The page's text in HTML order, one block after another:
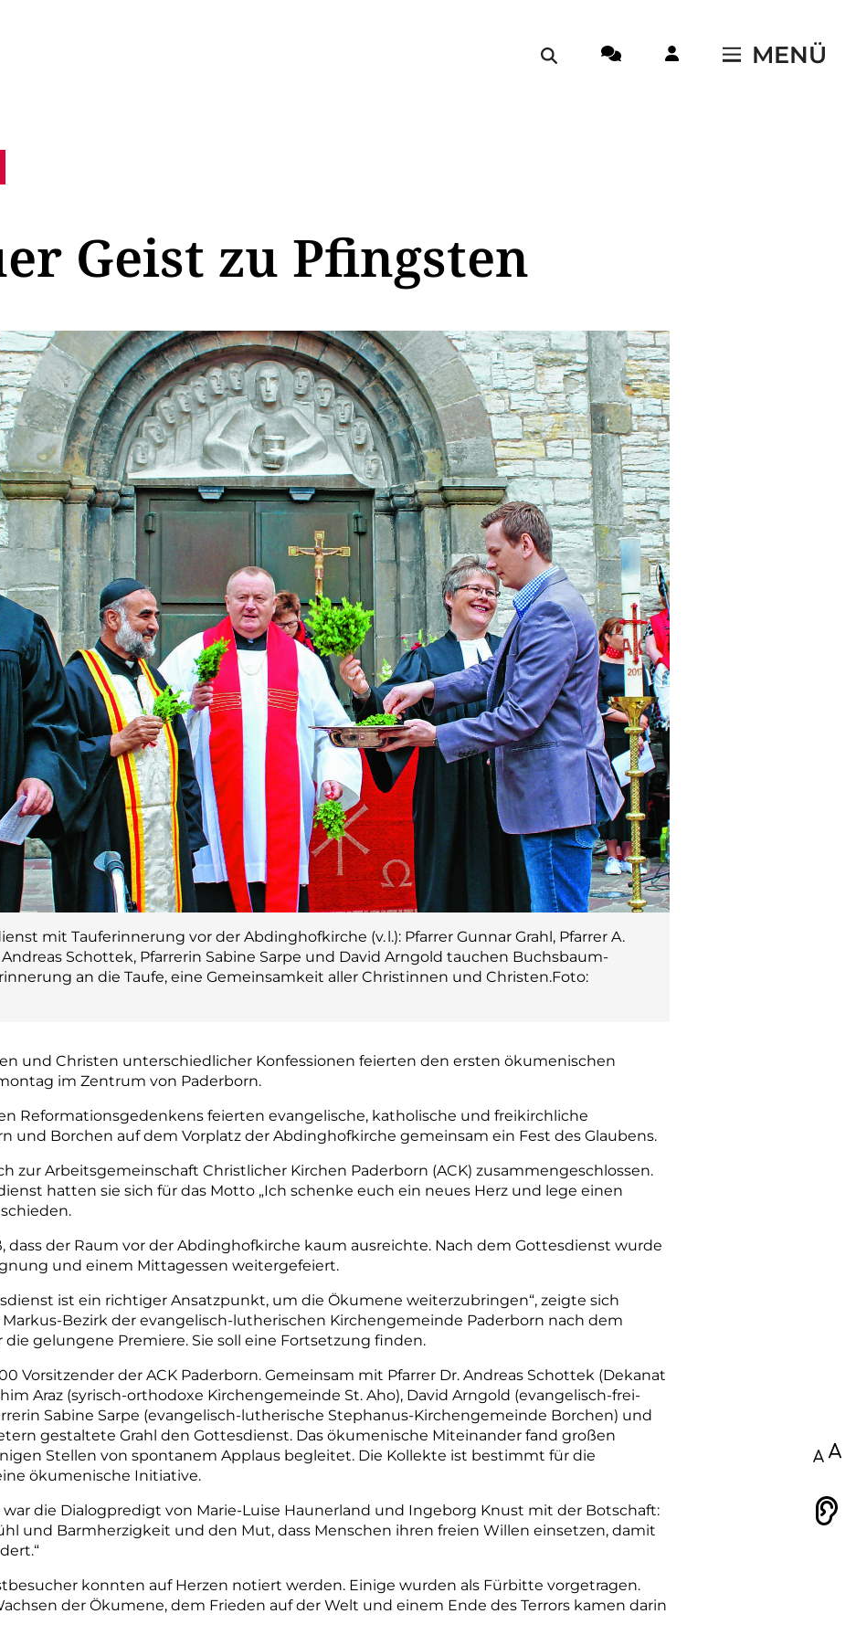
MENÜ
Geist zu Pfingsten
mit Tauferinnerung vor der Abdinghofkirche (v. l.): Pfarrer Gunnar Grahl, Pfarrer A.
Andreas Schottek, Pfarrerin Sabine Sarpe und David Arngold tauchen Buchsbaum-
an die Taufe, eine Gemeinsamkeit aller Christinnen und Christen.Foto:
und Christen unterschiedlicher Konfessionen feierten den ersten ökumenischen
im Zentrum von Paderborn.
Reformationsgedenkens feierten evangelische, katholische und freikirchliche
und Borchen auf dem Vorplatz der Abding­hofkirche gemeinsam ein Fest des Glaubens.
zur Arbeitsgemeinschaft Christlicher Kirchen Paderborn (ACK) zusammengeschlossen.
hatten sie sich für das Motto „Ich schenke euch ein neues Herz und lege einen
dass der Raum vor der Abdinghofkirche kaum ausreichte. Nach dem Gottesdienst wurde
und einem Mittagessen weitergefeiert.
ist ein richtiger Ansatzpunkt, um die Ökumene weiterzubringen“, zeigte sich
Markus-­Bezirk der evangelisch-lutherischen Kirchengemeinde Paderborn nach dem
gelungene Premiere. Sie soll eine Fortsetzung finden.
Vorsitzender der ACK Paderborn. Gemeinsam mit Pfarrer Dr. Andreas Schottek (Dekanat
Araz (syrisch-orthodoxe Kirchengemeinde St. Aho), David Arngold (evangelisch-frei­
Sabine Sarpe (evangelisch-­lutherische Stephanus-Kirchen­gemeinde Borchen) und
gestaltete Grahl den Gottesdienst. Das ökumenische Miteinander fand großen
Stellen von spontanem Applaus begleitet. Die Kollekte ist bestimmt für die
ökumenische Initiative.
die Dialogpredigt von Marie-­Luise Haunerland und Ingeborg Knust mit der Botschaft:
und Barmherzigkeit und den Mut, dass Menschen ihren freien Willen einsetzen, damit
konnten auf Herzen notiert werden. Einige wurden als Fürbitte vorgetragen.
der Ökumene, dem Frieden auf der Welt und einem Ende des Terrors kamen darin